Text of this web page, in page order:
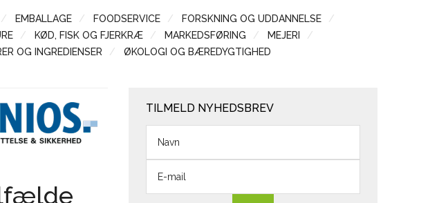
EMBALLAGE FOODSERVICE
FORSKNING OG UDDANNELSE
KØD, FISK OG FJERKRÆ MARKEDSFØRING
MEJERI
OG INGREDIENSER ØKOLOGI OG BÆREDYGTIGHED
TILMELD NYHEDSBREV